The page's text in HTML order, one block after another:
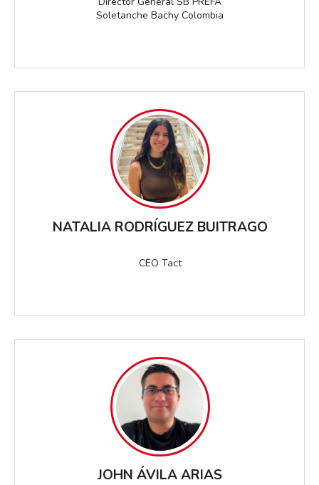
Soletanche Bachy Colombia
NATALIA RODRÍGUEZ BUITRAGO
CEO Tact
JOHN ÁVILA ARIAS